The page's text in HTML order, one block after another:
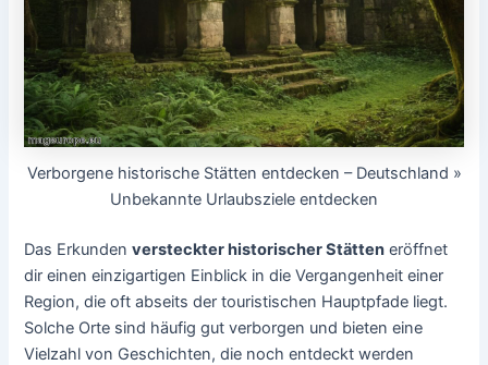
Verborgene historische Stätten entdecken – Deutschland »
Unbekannte Urlaubsziele entdecken
Das Erkundenversteckter historischer Stätten eröffnet
dir einen einzigartigen Einblick in die Vergangenheit einer
Region, die oft abseits der touristischen Hauptpfade liegt.
Solche Orte sind häufig gut verborgen und bieten eine
Vielzahl von Geschichten, die noch entdeckt werden